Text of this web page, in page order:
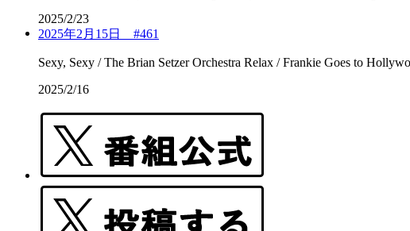
2025/2/23
2025年2月15日 #461
2025/2/16